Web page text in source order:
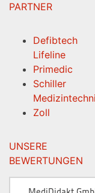
PARTNER
Defibtech
Lifeline
Primedic
Schiller
Zoll
UNSERE
BEWERTUNGEN